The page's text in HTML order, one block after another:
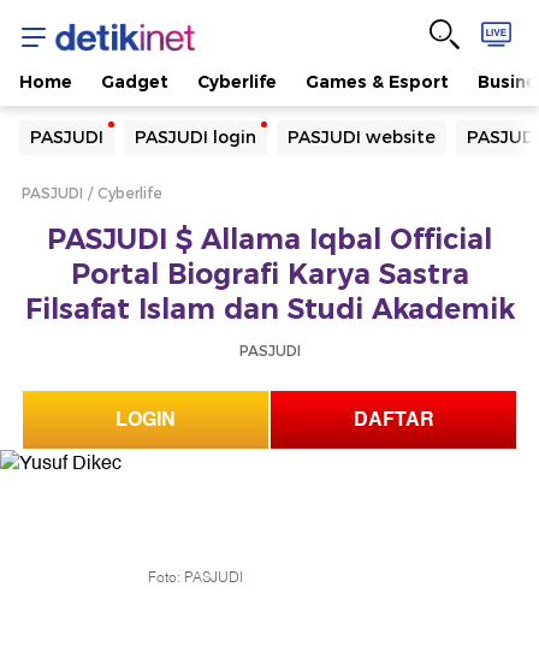
Home Gadget Cyberlife Games & Esport
PASJUDI PASJUDI login PASJUDI website
Yang sedang ramai dicari
Loading...
Loading...
PASJUDI Cyberlife
PASJUDI $ Allama Iqbal Official
Portal Biografi Karya Sastra
Filsafat Islam dan Studi Akademik
PASJUDI
LOGIN DAFTAR
Foto: PASJUDI